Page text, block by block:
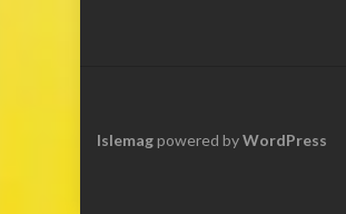
Islemagpowered byWordPress